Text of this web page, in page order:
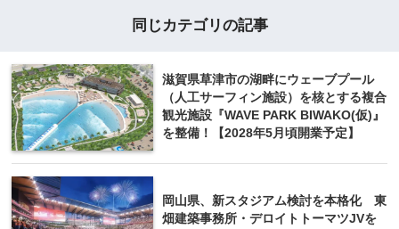
同じカテゴリの記事
滋賀県草津市の湖畔にウェーブプール
（人工サーフィン施設）を核とする複合
観光施設『WAVE PARK BIWAKO(仮)』
を整備！【2028年5月頃開業予定】
岡山県、新スタジアム検討を本格化 東
畑建築事務所・デロイトトーマツJVを